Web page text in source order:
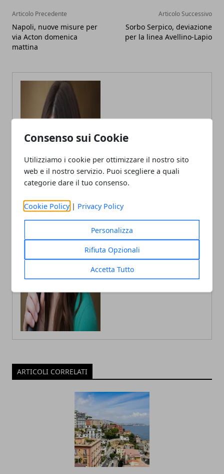
Consenso sui Cookie
Utilizziamo i cookie per ottimizzare il nostro sito
web e il nostro servizio. Puoi scegliere a quali
categorie dare il tuo consenso.
Cookie Policy | Privacy Policy
Personalizza
Rifiuta Opzionali
Accetta Tutto
Articolo Precedente
Napoli, nuove misure per
via Acton domenica
mattina
Articolo Successivo
Sorbo Serpico, deviazione
per la linea Avellino-Lapio
Annalisa Biasi
Autrice di articoli per blog, laureata
in Psicologia con la passione per la
scrittura e le guide How to
ARTICOLI CORRELATI